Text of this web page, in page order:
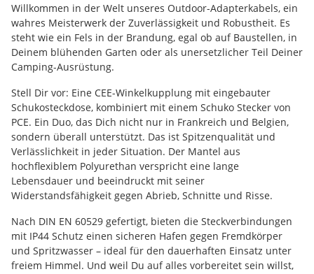
Willkommen in der Welt unseres Outdoor-Adapterkabels, ein
wahres Meisterwerk der Zuverlässigkeit und Robustheit. Es
steht wie ein Fels in der Brandung, egal ob auf Baustellen, in
Deinem blühenden Garten oder als unersetzlicher Teil Deiner
Camping-Ausrüstung.
Stell Dir vor: Eine CEE-Winkelkupplung mit eingebauter
Schukosteckdose, kombiniert mit einem Schuko Stecker von
PCE. Ein Duo, das Dich nicht nur in Frankreich und Belgien,
sondern überall unterstützt. Das ist Spitzenqualität und
Verlässlichkeit in jeder Situation. Der Mantel aus
hochflexiblem Polyurethan verspricht eine lange
Lebensdauer und beeindruckt mit seiner
Widerstandsfähigkeit gegen Abrieb, Schnitte und Risse.
Nach DIN EN 60529 gefertigt, bieten die Steckverbindungen
mit IP44 Schutz einen sicheren Hafen gegen Fremdkörper
und Spritzwasser – ideal für den dauerhaften Einsatz unter
freiem Himmel. Und weil Du auf alles vorbereitet sein willst,